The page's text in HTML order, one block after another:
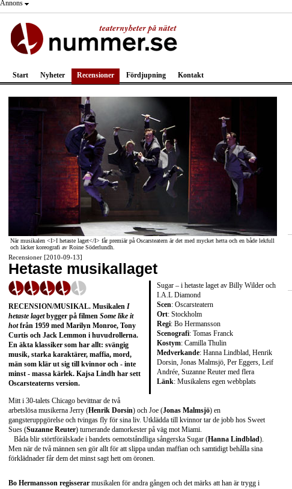
Annons
Start Nyheter Recensioner Fördjupning Kontakt
När musikalen <I>I hetaste laget</I> får premiär på Oscarsteatern är det med mycket hetta och en både lekfull
och läcker koreografi av Roine Söderlundh.
Recensioner [2010-09-13]
Hetaste musikallaget
Sugar – i hetaste laget av Billy Wilder och
I.A.L Diamond
Scen: Oscarsteatern
Ort: Stockholm
Regi: Bo Hermansson
Scenografi: Tomas Franck
Kostym: Camilla Thulin
Medverkande: Hanna Lindblad, Henrik
Dorsin, Jonas Malmsjö, Per Eggers, Leif
Andrée, Suzanne Reuter med flera
Länk: Musikalens egen webbplats
RECENSION/MUSIKAL. Musikalen I
hetaste lagetbygger på filmen Some like it
hotfrån 1959 med Marilyn Monroe, Tony
Curtis och Jack Lemmon i huvudrollerna.
En äkta klassiker som har allt: svängig
musik, starka karaktärer, maffia, mord,
män som klär ut sig till kvinnor och - inte
minst - massa kärlek. Kajsa Lindh har sett
Oscarsteaterns version.
Mitt i 30-talets Chicago bevittnar de två
arbetslösa musikerna Jerry (Henrik Dorsin) och Joe (Jonas Malmsjö) en
gangsteruppgörelse och tvingas fly för sina liv. Utklädda till kvinnor tar de jobb hos Sweet
Sues (Suzanne Reuter) turnerande damorkester på väg mot Miami.
Båda blir störtförälskade i bandets oemotståndliga sångerska Sugar (Hanna Lindblad).
Men när de två männen sen gör allt för att slippa undan maffian och samtidigt behålla sina
förklädnader får dem det minst sagt hett om öronen.
Bo Hermansson regisserar musikalen för andra gången och det märks att han är trygg i